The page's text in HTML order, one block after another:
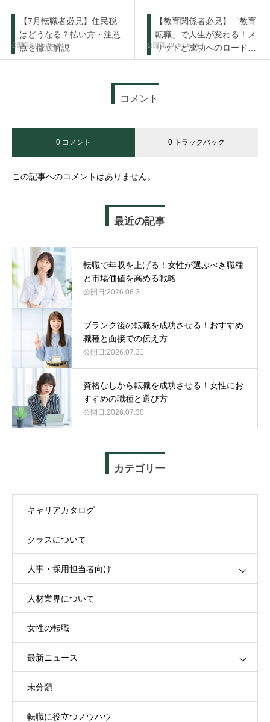
【7月転職者必見】住民税
はどうなる？払い方・注意
点を徹底解説
2026.06.08
【教育関係者必見】「教育
転職」で人生が変わる！メ
リットと成功へのロードマ
ップ
2026.06.26
コメント
0 コメント 0 トラックバック
この記事へのコメントはありません。
最近の記事
転職で年収を上げる！女性が選ぶべき職種
と市場価値を高める戦略
2026.08.3
ブランク後の転職を成功させる！おすすめ
職種と面接での伝え方
2026.07.31
資格なしから転職を成功させる！女性にお
すすめの職種と選び方
2026.07.30
カテゴリー
キャリアカタログ
クラスについて
人事・採用担当者向け
人材業界について
女性の転職
最新ニュース
未分類
転職に役立つノウハウ